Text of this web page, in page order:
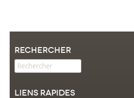
Rechercher
Liens rapides